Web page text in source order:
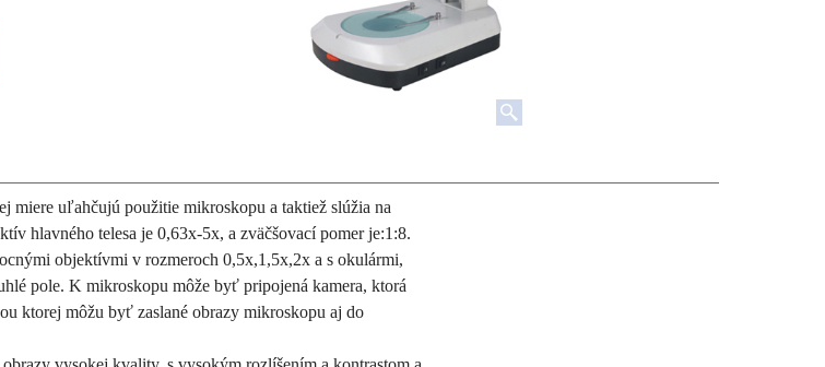
miere uľahčujú použitie mikroskopu a taktiež slúžia na
hlavného telesa je 0,63x-5x, a zväčšovací pomer je:1:8.
objektívmi v rozmeroch 0,5x,1,5x,2x a s okulármi,
pole. K mikroskopu môže byť pripojená kamera, ktorá
ktorej môžu byť zaslané obrazy mikroskopu aj do